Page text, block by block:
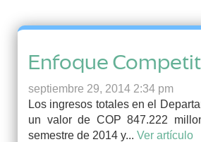
Enfoque
septiembre 29, 2014 2:34 pm
Los ingresos totales en el
un valor de COP 847.222
semestre de 2014 y... Ver artículo